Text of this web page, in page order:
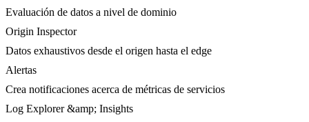
Evaluación de datos a nivel de dominio
Origin Inspector
Datos exhaustivos desde el origen hasta el edge
Alertas
Crea notificaciones acerca de métricas de servicios
Log Explorer &amp; Insights